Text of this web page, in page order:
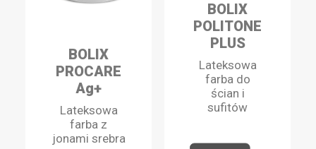
BOLIX
POLITONE
PLUS
Lateksowa
farba do
ścian i
sufitów
BOLIX
PROCARE
Ag+
Lateksowa
farba z
jonami srebra